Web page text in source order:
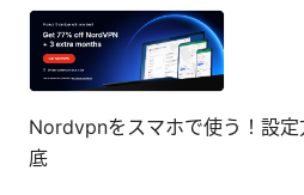
Nordvpnをスマホで使う！設
底